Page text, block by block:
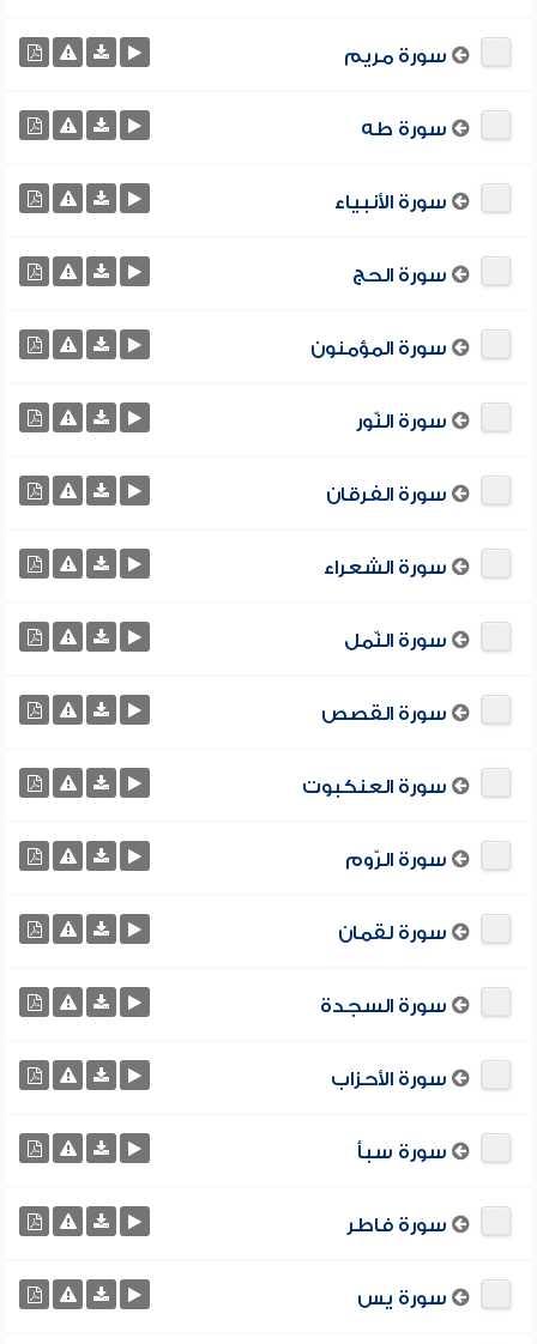
سورة مريم
سورة طه
سورة الأنبياء
سورة الحج
سورة المؤمنون
سورة النّور
سورة الفرقان
سورة الشعراء
سورة النّمل
سورة القصص
سورة العنكبوت
سورة الرّوم
سورة لقمان
سورة السجدة
سورة الأحزاب
سورة سبأ
سورة فاطر
سورة يس